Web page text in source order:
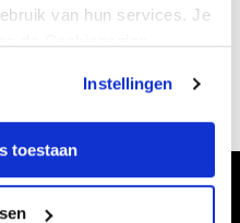
van hun services. Je
Instellingen
toestaan